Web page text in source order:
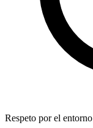
Respeto por el entorno